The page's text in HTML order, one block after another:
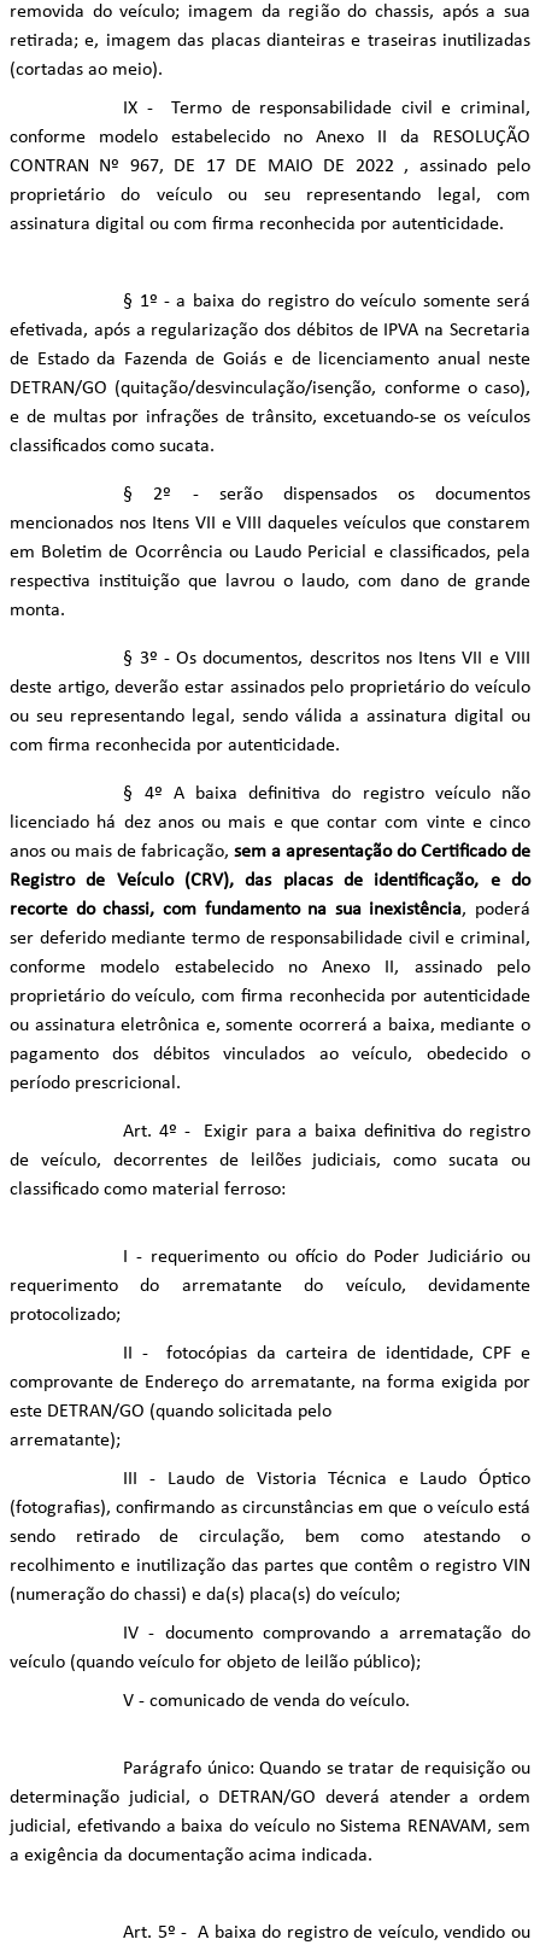
removida do veículo; imagem da região do chassis, após a sua
retirada; e, imagem das placas dianteiras e traseiras inutilizadas
(cortadas ao meio).
IX - Termo de responsabilidade civil e criminal,
conforme modelo estabelecido no Anexo II da RESOLUÇÃO
CONTRAN Nº 967, DE 17 DE MAIO DE 2022 , assinado pelo
proprietário do veículo ou seu representando legal, com
assinatura digital ou com firma reconhecida por autenticidade.
§ 1º - a baixa do registro do veículo somente será
efetivada, após a regularização dos débitos de IPVA na Secretaria
de Estado da Fazenda de Goiás e de licenciamento anual neste
DETRAN/GO (quitação/desvinculação/isenção, conforme o caso),
e de multas por infrações de trânsito, excetuando-se os veículos
classificados como sucata.
§ 2º - serão dispensados os documentos
mencionados nos Itens VII e VIII daqueles veículos que constarem
em Boletim de Ocorrência ou Laudo Pericial e classificados, pela
respectiva instituição que lavrou o laudo, com dano de grande
monta.
§ 3º - Os documentos, descritos nos Itens VII e VIII
deste artigo, deverão estar assinados pelo proprietário do veículo
ou seu representando legal, sendo válida a assinatura digital ou
com firma reconhecida por autenticidade.
§ 4º A baixa definitiva do registro veículo não
licenciado há dez anos ou mais e que contar com vinte e cinco
anos ou mais de fabricação, sem a apresentação do Certificado de
Registro de Veículo (CRV), das placas de identificação, e do
recorte do chassi, com fundamento na sua inexistência, poderá
ser deferido mediante termo de responsabilidade civil e criminal,
conforme modelo estabelecido no Anexo II, assinado pelo
proprietário do veículo, com firma reconhecida por autenticidade
ou assinatura eletrônica e, somente ocorrerá a baixa, mediante o
pagamento dos débitos vinculados ao veículo, obedecido o
período prescricional.
Art. 4º - Exigir para a baixa definitiva do registro
de veículo, decorrentes de leilões judiciais, como sucata ou
classificado como material ferroso:
I - requerimento ou ofício do Poder Judiciário ou
requerimento do arrematante do veículo, devidamente
protocolizado;
II - fotocópias da carteira de identidade, CPF e
comprovante de Endereço do arrematante, na forma exigida por
este DETRAN/GO (quando solicitada pelo
arrematante);
III - Laudo de Vistoria Técnica e Laudo Óptico
(fotografias), confirmando as circunstâncias em que o veículo está
sendo retirado de circulação, bem como atestando o
recolhimento e inutilização das partes que contêm o registro VIN
(numeração do chassi) e da(s) placa(s) do veículo;
IV - documento comprovando a arrematação do
veículo (quando veículo for objeto de leilão público);
V - comunicado de venda do veículo.
Parágrafo único: Quando se tratar de requisição ou
determinação judicial, o DETRAN/GO deverá atender a ordem
judicial, efetivando a baixa do veículo no Sistema RENAVAM, sem
a exigência da documentação acima indicada.
Art. 5º - A baixa do registro de veículo, vendido ou